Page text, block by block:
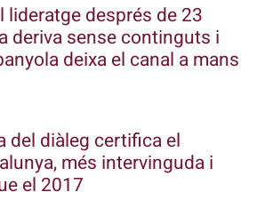
lideratge després de 23
deriva sense continguts i
deixa el canal a mans
del diàleg certifica el
més intervinguda i
el 2017